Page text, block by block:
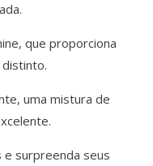
que proporciona
uma mistura de
surpreenda seus